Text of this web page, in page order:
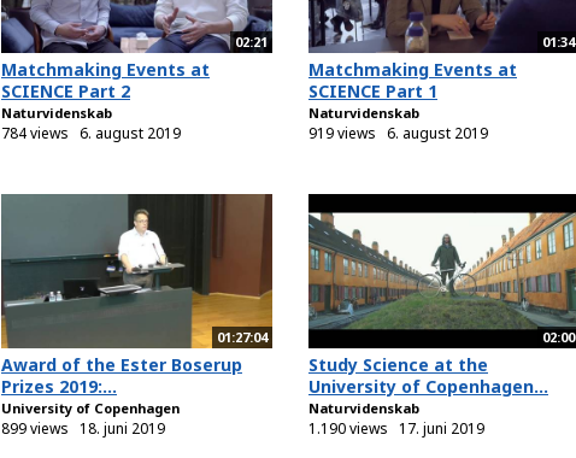
02:21
Matchmaking Events at
SCIENCE Part 2
Naturvidenskab
784 views 6. august 2019
01:34
Matchmaking Events at
SCIENCE Part 1
Naturvidenskab
919 views 6. august 2019
01:27:04
Award of the Ester Boserup
Prizes 2019:...
University of Copenhagen
899 views 18. juni 2019
02:00
Study Science at the
University of Copenhagen...
Naturvidenskab
1.190 views 17. juni 2019